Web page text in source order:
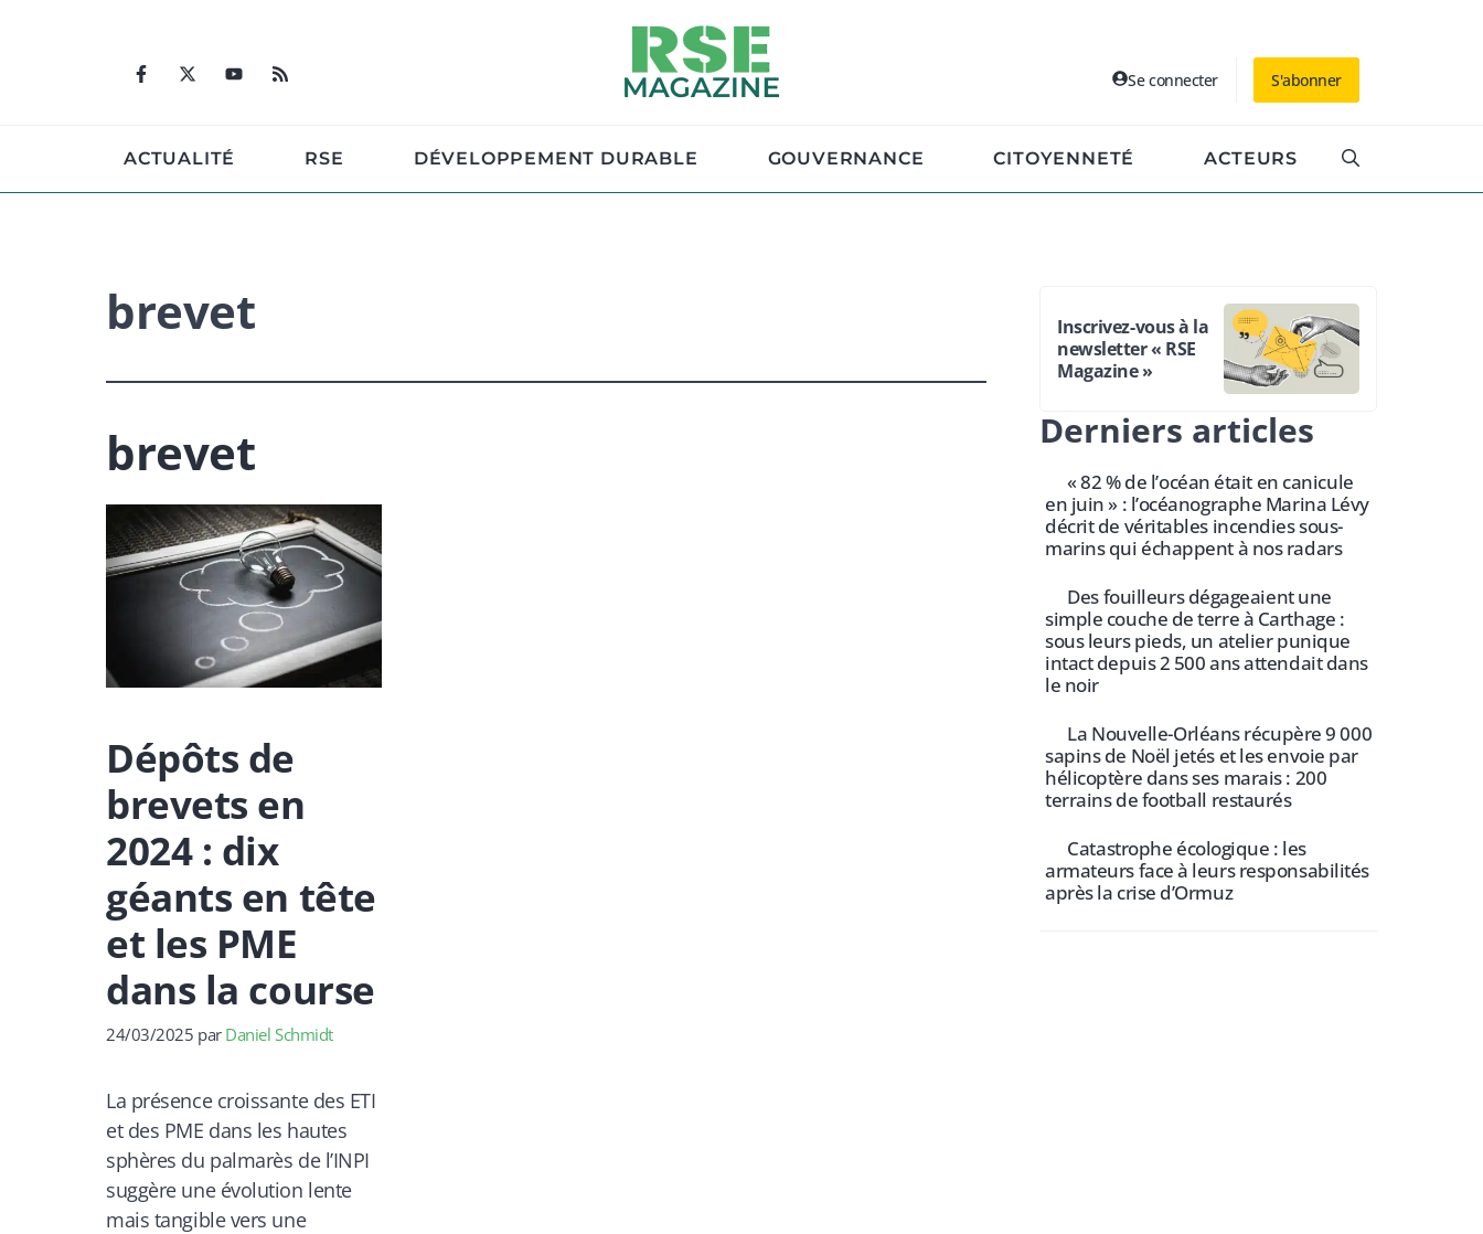
Se connecter S'abonner
ACTUALITÉ RSE DÉVELOPPEMENT DURABLE GOUVERNANCE CITOYENNETÉ ACTEURS
brevet
brevet
Dépôts de
brevets en
2024 : dix
géants en tête
et les PME
dans la course
24/03/2025 par Daniel Schmidt
La présence croissante des ETI
et des PME dans les hautes
sphères du palmarès de l’INPI
suggère une évolution lente
mais tangible vers une
Inscrivez-vous à la
newsletter « RSE
Magazine »
Derniers articles
« 82 % de l’océan était en canicule
en juin » : l’océanographe Marina Lévy
décrit de véritables incendies sous-
marins qui échappent à nos radars
Des fouilleurs dégageaient une
simple couche de terre à Carthage :
sous leurs pieds, un atelier punique
intact depuis 2 500 ans attendait dans
le noir
La Nouvelle-Orléans récupère 9 000
sapins de Noël jetés et les envoie par
hélicoptère dans ses marais : 200
terrains de football restaurés
Catastrophe écologique : les
armateurs face à leurs responsabilités
après la crise d’Ormuz